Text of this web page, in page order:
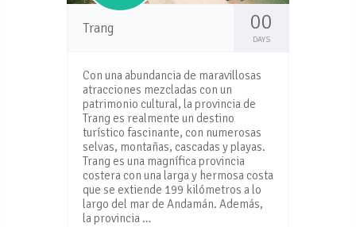
Trang 00
DAYS
Con una abundancia de maravillosas
atracciones mezcladas con un
patrimonio cultural, la provincia de
Trang es realmente un destino
turístico fascinante, con numerosas
selvas, montañas, cascadas y playas.
Trang es una magnífica provincia
costera con una larga y hermosa costa
que se extiende 199 kilómetros a lo
largo del mar de Andamán. Además,
la provincia …